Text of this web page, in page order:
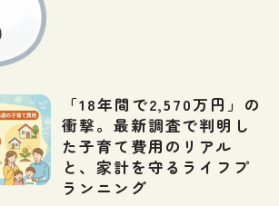
「18年間で2,570万円」の
衝撃。最新調査で判明し
た子育て費用のリアル
と、家計を守るライフプ
ランニング